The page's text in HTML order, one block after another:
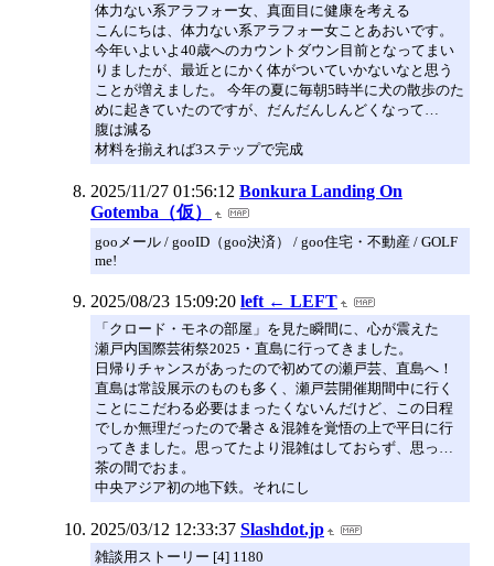
体力ない系アラフォー女、真面目に健康を考える
こんにちは、体力ない系アラフォー女ことあおいです。
今年いよいよ40歳へのカウントダウン目前となってまい
りましたが、最近とにかく体がついていかないなと思う
ことが増えました。 今年の夏に毎朝5時半に犬の散歩のた
めに起きていたのですが、だんだんしんどくなって…
腹は減る
材料を揃えれば3ステップで完成
2025/11/27 01:56:12 Bonkura Landing On
Gotemba（仮）
gooメール / gooID（goo決済） / goo住宅・不動産 / GOLF
me!
2025/08/23 15:09:20 left ← LEFT
「クロード・モネの部屋」を見た瞬間に、心が震えた
瀬戸内国際芸術祭2025・直島に行ってきました。
日帰りチャンスがあったので初めての瀬戸芸、直島へ！
直島は常設展示のものも多く、瀬戸芸開催期間中に行く
ことにこだわる必要はまったくないんだけど、この日程
でしか無理だったので暑さ＆混雑を覚悟の上で平日に行
ってきました。思ってたより混雑はしておらず、思っ…
茶の間でおま。
中央アジア初の地下鉄。それにし
2025/03/12 12:33:37 Slashdot.jp
雑談用ストーリー [4] 1180